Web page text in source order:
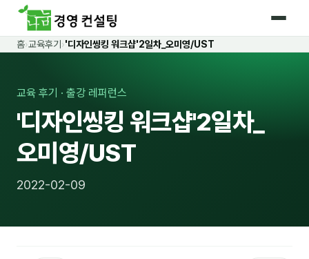
홈
커리큘럼
🛡️ 법정 의무교육 4종
🤖 AI · IT 교육
홈›교육후기 ›'디자인씽킹 워크샵'2일차_오미영/UST
교육 후기 · 출강 레퍼런스
'디자인씽킹 워크샵'2일차_
오미영/UST
2022-02-09